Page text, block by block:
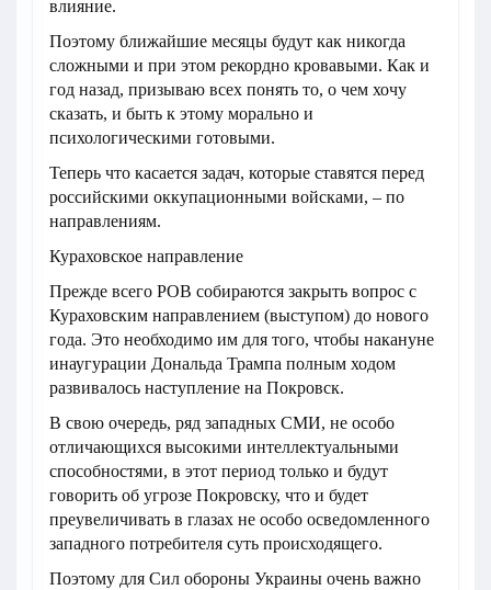
влияние.
Поэтому ближайшие месяцы будут как никогда
сложными и при этом рекордно кровавыми. Как и
год назад, призываю всех понять то, о чем хочу
сказать, и быть к этому морально и
психологическими готовыми.
Теперь что касается задач, которые ставятся перед
российскими оккупационными войсками, – по
направлениям.
Кураховское направление
Прежде всего РОВ собираются закрыть вопрос с
Кураховским направлением (выступом) до нового
года. Это необходимо им для того, чтобы накануне
инаугурации Дональда Трампа полным ходом
развивалось наступление на Покровск.
В свою очередь, ряд западных СМИ, не особо
отличающихся высокими интеллектуальными
способностями, в этот период только и будут
говорить об угрозе Покровску, что и будет
преувеличивать в глазах не особо осведомленного
западного потребителя суть происходящего.
Поэтому для Сил обороны Украины очень важно